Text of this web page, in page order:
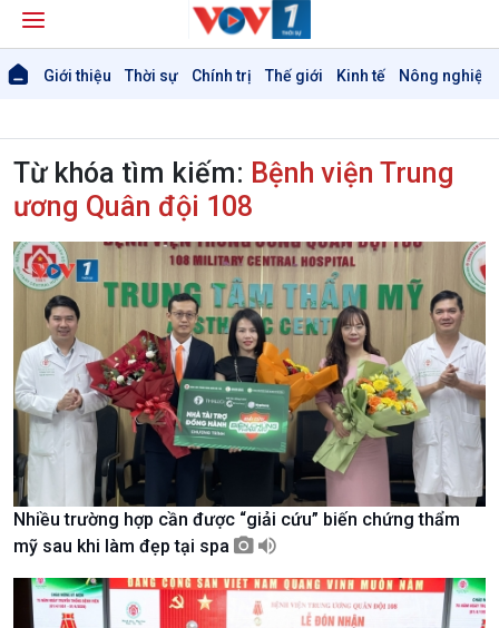
Giới thiệu Thời sự Chính trị Thế giới Kinh tế Nông nghiệp
Giới thiệu
Thời sự
Thời sự 6h
Thời sự 12h
Thời sự 18h
Thời sự 21h30
Chuyên mục
Theo dòng Thời sự
Từ khóa tìm kiếm: Bệnh viện Trung
ương Quân đội 108
Nhiều trường hợp cần được “giải cứu” biến chứng thẩm
mỹ sau khi làm đẹp tại spa